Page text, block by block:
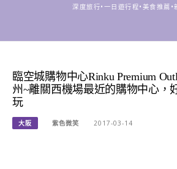
深度旅行•一日遊行程•美食推薦•
臨空城購物中心Rinku Premium
州~離關西機場最近的購物中心，
玩
大阪 紫色微笑 2017-03-14